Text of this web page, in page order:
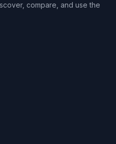
compare, and use the